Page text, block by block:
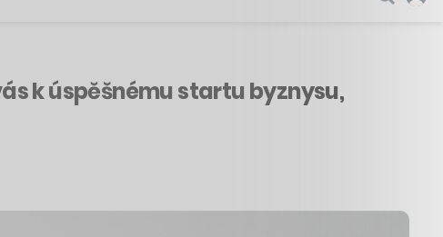
k úspěšnému startu byznysu,